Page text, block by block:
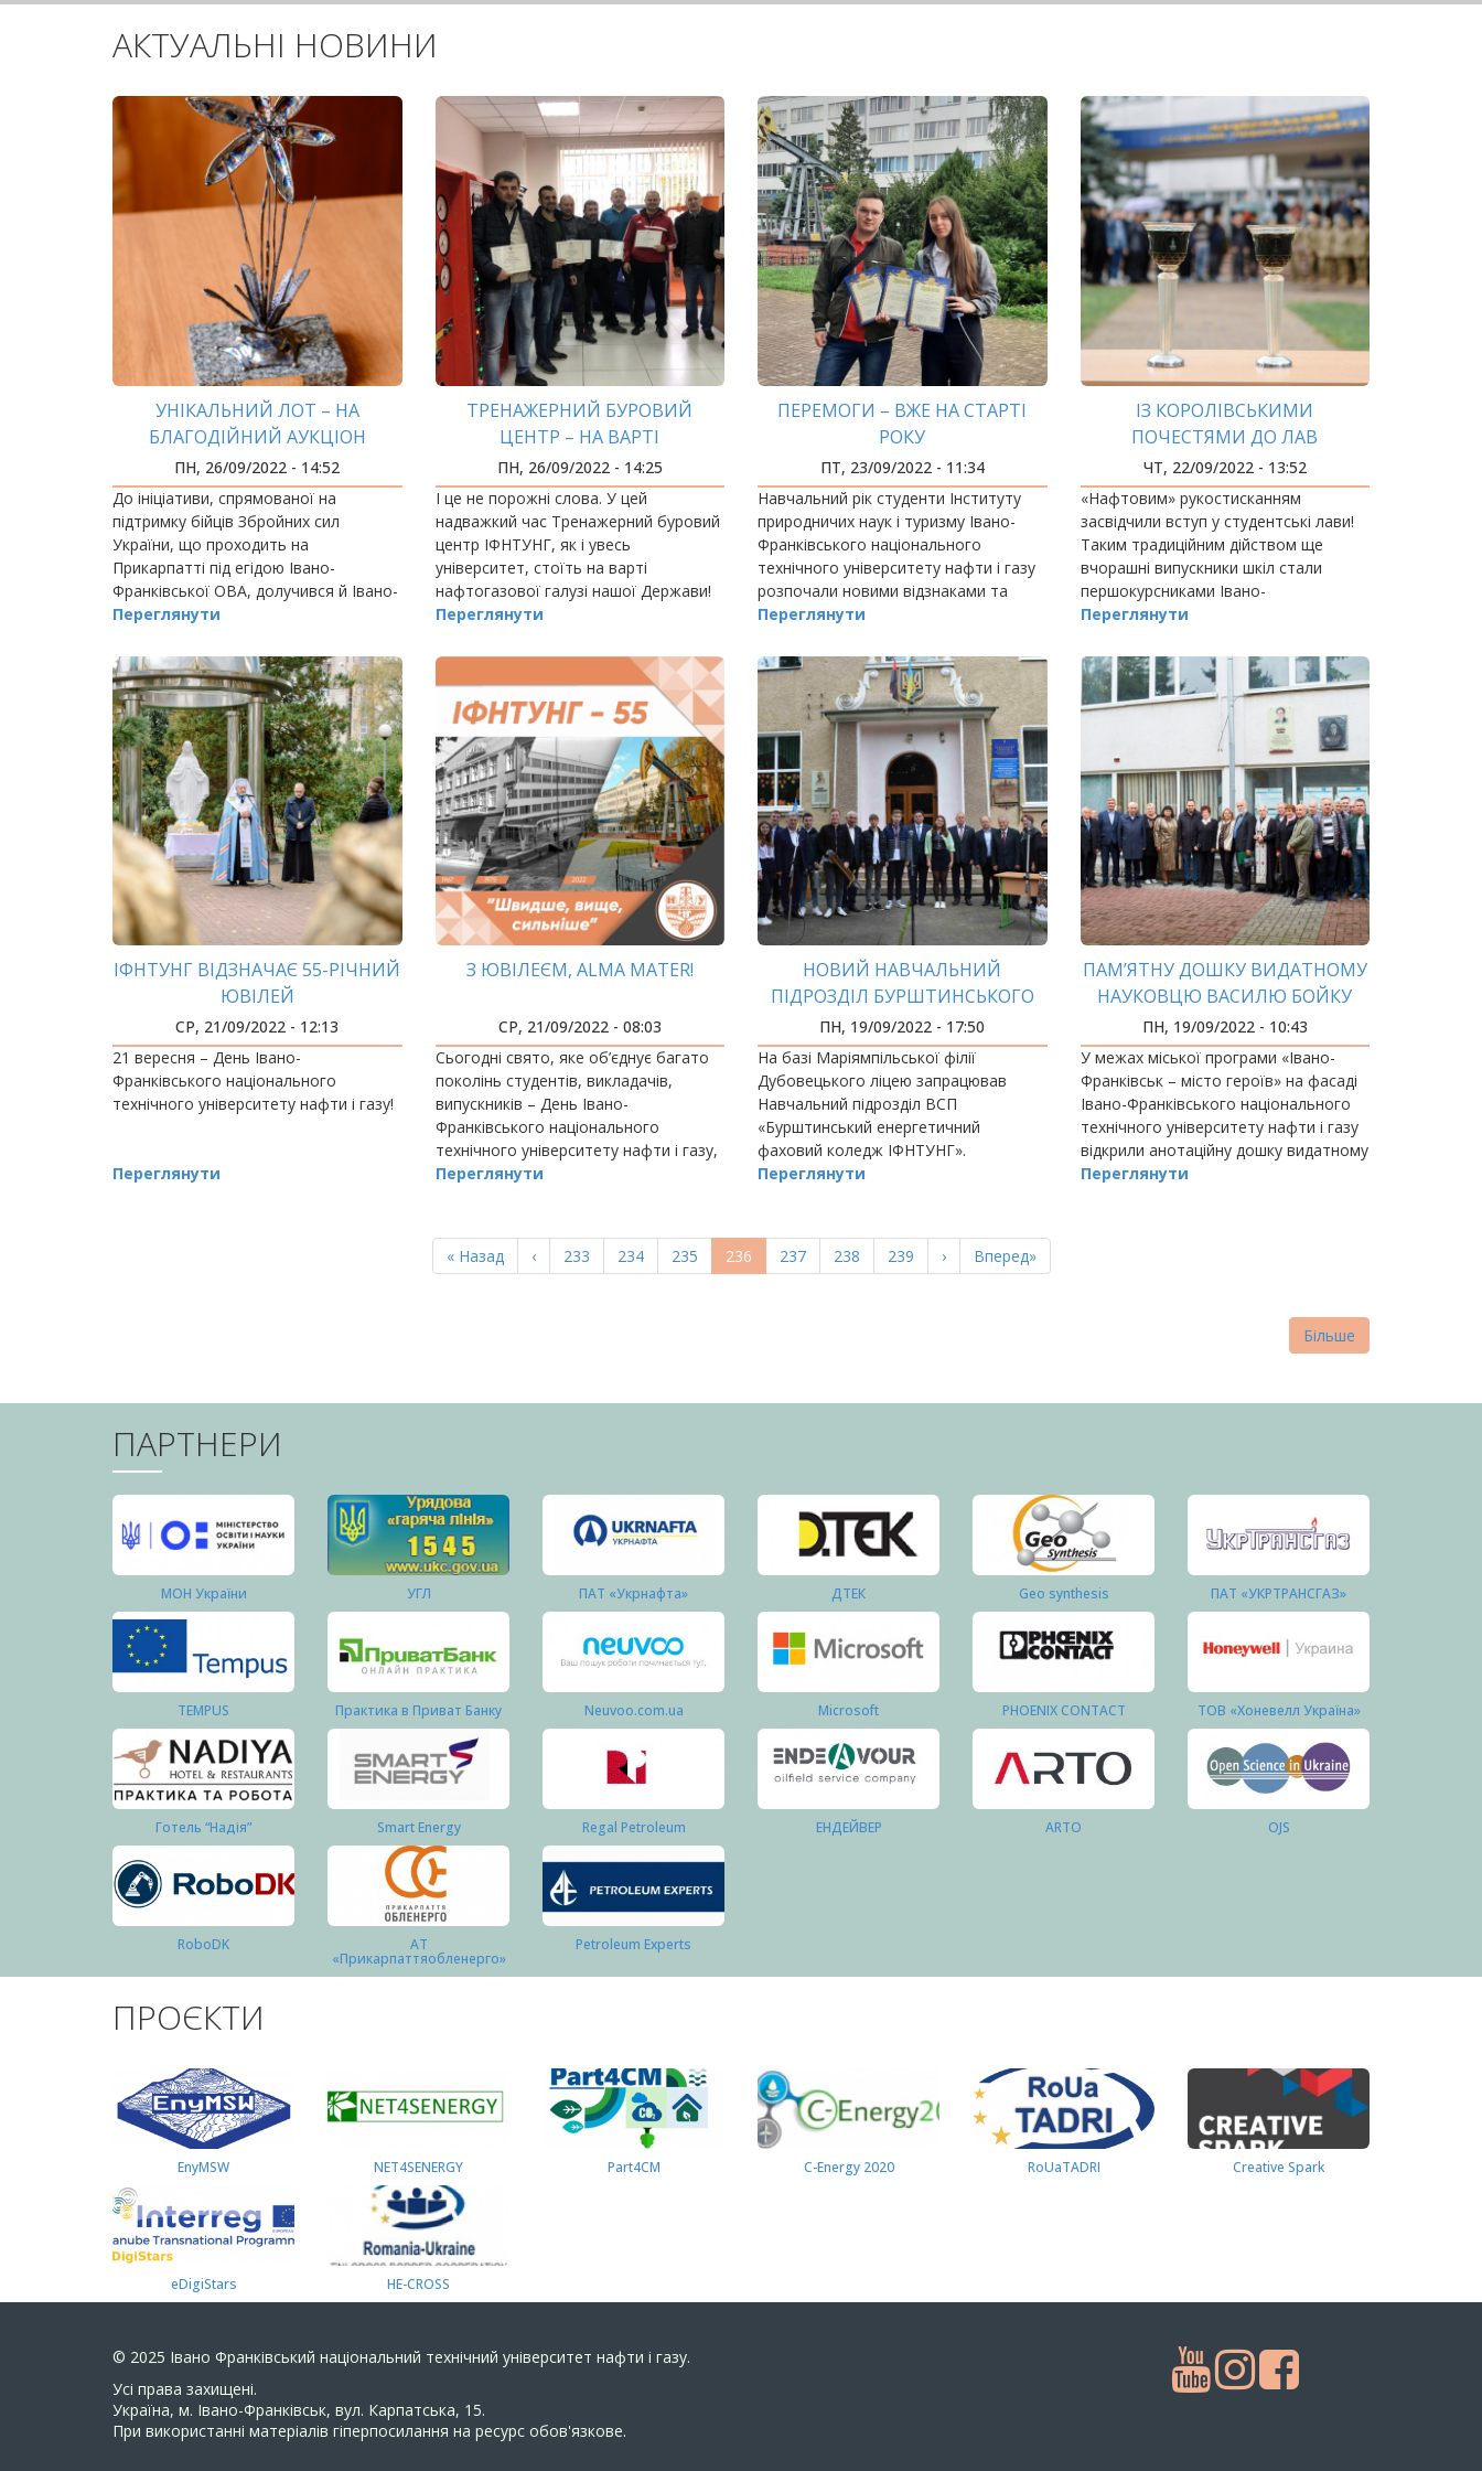
АКТУАЛЬНІ НОВИНИ
УНІКАЛЬНИЙ ЛОТ – НА
БЛАГОДІЙНИЙ АУКЦІОН
ПН, 26/09/2022 - 14:52
До ініціативи, спрямованої на
підтримку бійців Збройних сил
України, що проходить на
Прикарпатті під егідою Івано-
Франківської ОВА, долучився й Івано-
Франківський національний технічний
Переглянути
ТРЕНАЖЕРНИЙ БУРОВИЙ
ЦЕНТР – НА ВАРТІ
НАФТОГАЗОВОЇ ГАЛУЗІ УКРАЇНИ
ПН, 26/09/2022 - 14:25
І це не порожні слова. У цей
надважкий час Тренажерний буровий
центр ІФНТУНГ, як і увесь
університет, стоїть на варті
нафтогазової галузі нашої Держави!
Переглянути
ПЕРЕМОГИ – ВЖЕ НА СТАРТІ
РОКУ
ПТ, 23/09/2022 - 11:34
Навчальний рік студенти Інституту
природничих наук і туризму Івано-
Франківського національного
технічного університету нафти і газу
розпочали новими відзнаками та
цікавими зустрічами одночасно.
Переглянути
ІЗ КОРОЛІВСЬКИМИ
ПОЧЕСТЯМИ ДО ЛАВ
НАФТОВИКІВ!
ЧТ, 22/09/2022 - 13:52
«Нафтовим» рукостисканням
засвідчили вступ у студентські лави!
Таким традиційним дійством ще
вчорашні випускники шкіл стали
першокурсниками Івано-
Франківського національного
Переглянути
ІФНТУНГ ВІДЗНАЧАЄ 55-РІЧНИЙ
ЮВІЛЕЙ
СР, 21/09/2022 - 12:13
21 вересня – День Івано-
Франківського національного
технічного університету нафти і газу!
Переглянути
З ЮВІЛЕЄМ, ALMA MATER!
СР, 21/09/2022 - 08:03
Сьогодні свято, яке об’єднує багато
поколінь студентів, викладачів,
випускників – День Івано-
Франківського національного
технічного університету нафти і газу,
який уже 55 років успішно працює як
Переглянути
НОВИЙ НАВЧАЛЬНИЙ
ПІДРОЗДІЛ БУРШТИНСЬКОГО
ЕНЕРГЕТИЧНОГО ФАХОВОГО
КОЛЕДЖУ ІФНТУНГ РОЗПОЧАВ
РОБОТУ
ПН, 19/09/2022 - 17:50
На базі Маріямпільської філії
Дубовецького ліцею запрацював
Навчальний підрозділ ВСП
«Бурштинський енергетичний
фаховий коледж ІФНТУНГ».
Переглянути
ПАМ’ЯТНУ ДОШКУ ВИДАТНОМУ
НАУКОВЦЮ ВАСИЛЮ БОЙКУ
ВІДКРИЛИ В УНІВЕРСИТЕТІ
ПН, 19/09/2022 - 10:43
У межах міської програми «Івано-
Франківськ – місто героїв» на фасаді
Івано-Франківського національного
технічного університету нафти і газу
відкрили анотаційну дошку видатному
науковцю в галузі видобування та
Переглянути
Перша
сторінка
« Назад
Попередня
сторінка
‹ Page
233 Page
234 Page
235
Поточна
сторінка
236 Page
237 Page
238 Page
239
Наступна
сторінка
›
Остання
сторінка
Вперед»
Більше
ПАРТНЕРИ
МОН України УГЛ ПАТ «Укрнафта» ДТЕК Geo synthesis ПАТ «УКРТРАНСГАЗ»
TEMPUS Практика в Приват Банку Neuvoo.com.ua Microsoft PHOENIX CONTACT ТОВ «Хоневелл Україна»
Готель “Надія” Smart Energy Regal Petroleum ЕНДЕЙВЕР ARTO OJS
RoboDK АТ
«Прикарпаттяобленерго»
Petroleum Experts
ПРОЄКТИ
EnyMSW NET4SENERGY Part4СМ C-Energy 2020 RoUaTADRI Creative Spark
eDigiStars HE-CROSS
© 2025 Івано Франківський національний технічний університет нафти і газу.
Усi права захищенi.
Україна, м. Івано-Франківськ, вул. Карпатська, 15.
При використанні матеріалів гіперпосилання на ресурс обов'язкове.